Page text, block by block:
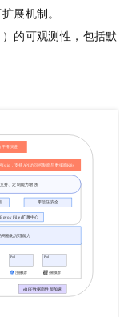
展机制。
的可观测性，包括默